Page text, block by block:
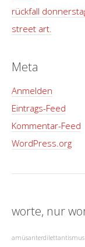
rückfall
street art.
Meta
Anmelden
Eintrags-Feed
Kommentar-Feed
WordPress.org
worte, nur
amüsanterdilettantismus